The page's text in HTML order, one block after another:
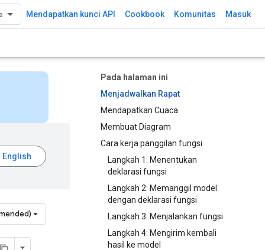
Mendapatkan kunci API Cookbook Komunitas Masuk
Pada halaman ini
Menjadwalkan Rapat
Mendapatkan Cuaca
Membuat Diagram
Cara kerja panggilan fungsi
Langkah 1: Menentukan
deklarasi fungsi
Langkah 2: Memanggil model
dengan deklarasi fungsi
Langkah 3: Menjalankan fungsi
Langkah 4: Mengirim kembali
hasil ke model